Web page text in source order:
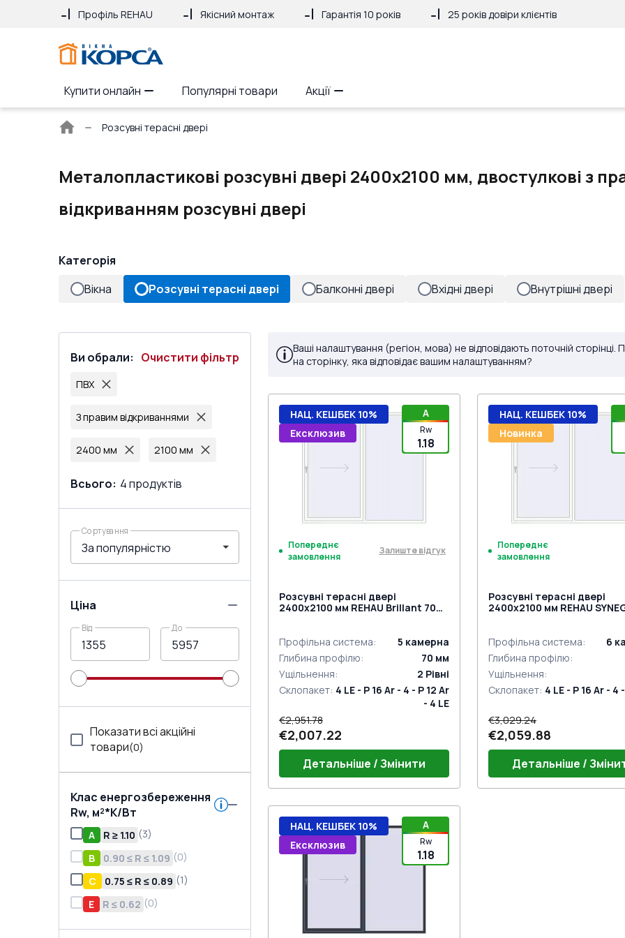
Профіль REHAU Якісний монтаж Гарантія 10 років 25 років довіри клієнтів
Купити онлайн Популярні товари Акції
Головна
Розсувні терасні двері
Металопластикові розсувні двері 2400x2100 мм, двостулкові з
відкриванням розсувні двері
Категорія
Вікна
Розсувні терасні двері Балконні двері Вхідні двері Внутрішні двері
Ви обрали: Очистити фільтр
ПВХ
З правим відкриваннями
2400 мм 2100 мм
Всього: 4продуктів
Сортування
Ціна
Від До
Показати всі акційні
товари(0)
Клас енергозбереження
Rw, м²*K/Вт
A R ≥ 1.10 (3)
B
0.90 ≤ R ≤ 1.09 (0)
C
0.75 ≤ R ≤ 0.89 (1)
E
R ≤ 0.62 (0)
Ваші налаштування (регіон, мова) не відповідають поточній сторінці.
на сторінку, яка відповідає вашим налаштуванням?
A
Rw
1.18
НАЦ. КЕШБЕК 10%
Ексклюзив
Попереднє
замовлення
Залиште відгук
Розсувні терасні двері
2400x2100 мм REHAU Brillant 70
Профільна система: 5 камерна
Глибина профілю: 70 мм
Ущільнення: 2 Рівні
Склопакет: 4 LE - P 16 Ar - 4 - P 12 Ar
- 4 LE
€2,951.78
€2,007.22
Детальніше / Змінити
Ручки для розсувки PZ білі
(комплект на 2 сторони) з
циліндром
НАЦ. КЕШБЕК 10%
Новинка
Попереднє
замовлення
Розсувні терасні двері
2400x2100 мм REHAU
Профільна система: 6
Глибина профілю:
Ущільнення:
Склопакет: 4 LE - P 16 Ar - 4
€3,029.24
€2,059.88
Детальніше /
A
Rw
1.18
НАЦ. КЕШБЕК 10%
Ексклюзив